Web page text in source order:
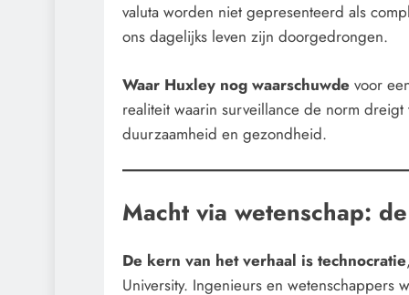
valuta worden niet gepresenteerd als
ons dagelijks leven zijn doorgedrongen.
Waar Huxley nog waarschuwde voor
realiteit waarin surveillance de norm
duurzaamheid en gezondheid.
Macht via wetenschap:
De kern van het verhaal is technocratie
University. Ingenieurs en wetenschappers